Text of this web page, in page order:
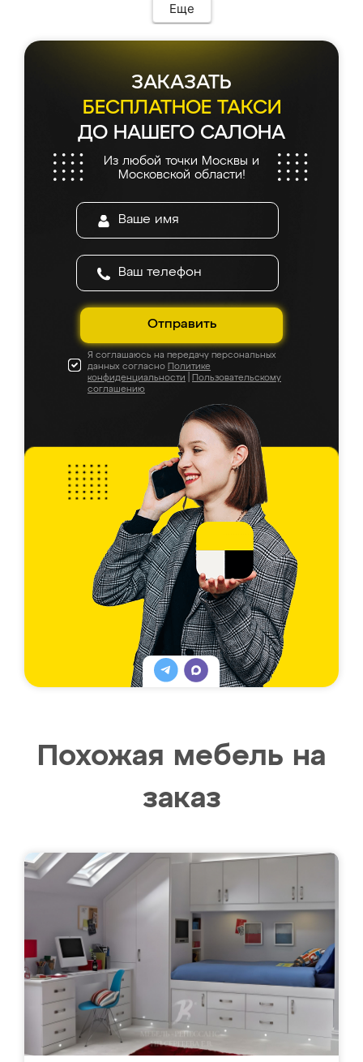
Еще
ЗАКАЗАТЬ
БЕСПЛАТНОЕ ТАКСИ
ДО НАШЕГО САЛОНА
Из любой точки Москвы и
Московской области!
Отправить
Я соглашаюсь на передачу персональных
данных согласно Политике
конфиденциальности
Пользовательскому
соглашению
Похожая мебель на
заказ